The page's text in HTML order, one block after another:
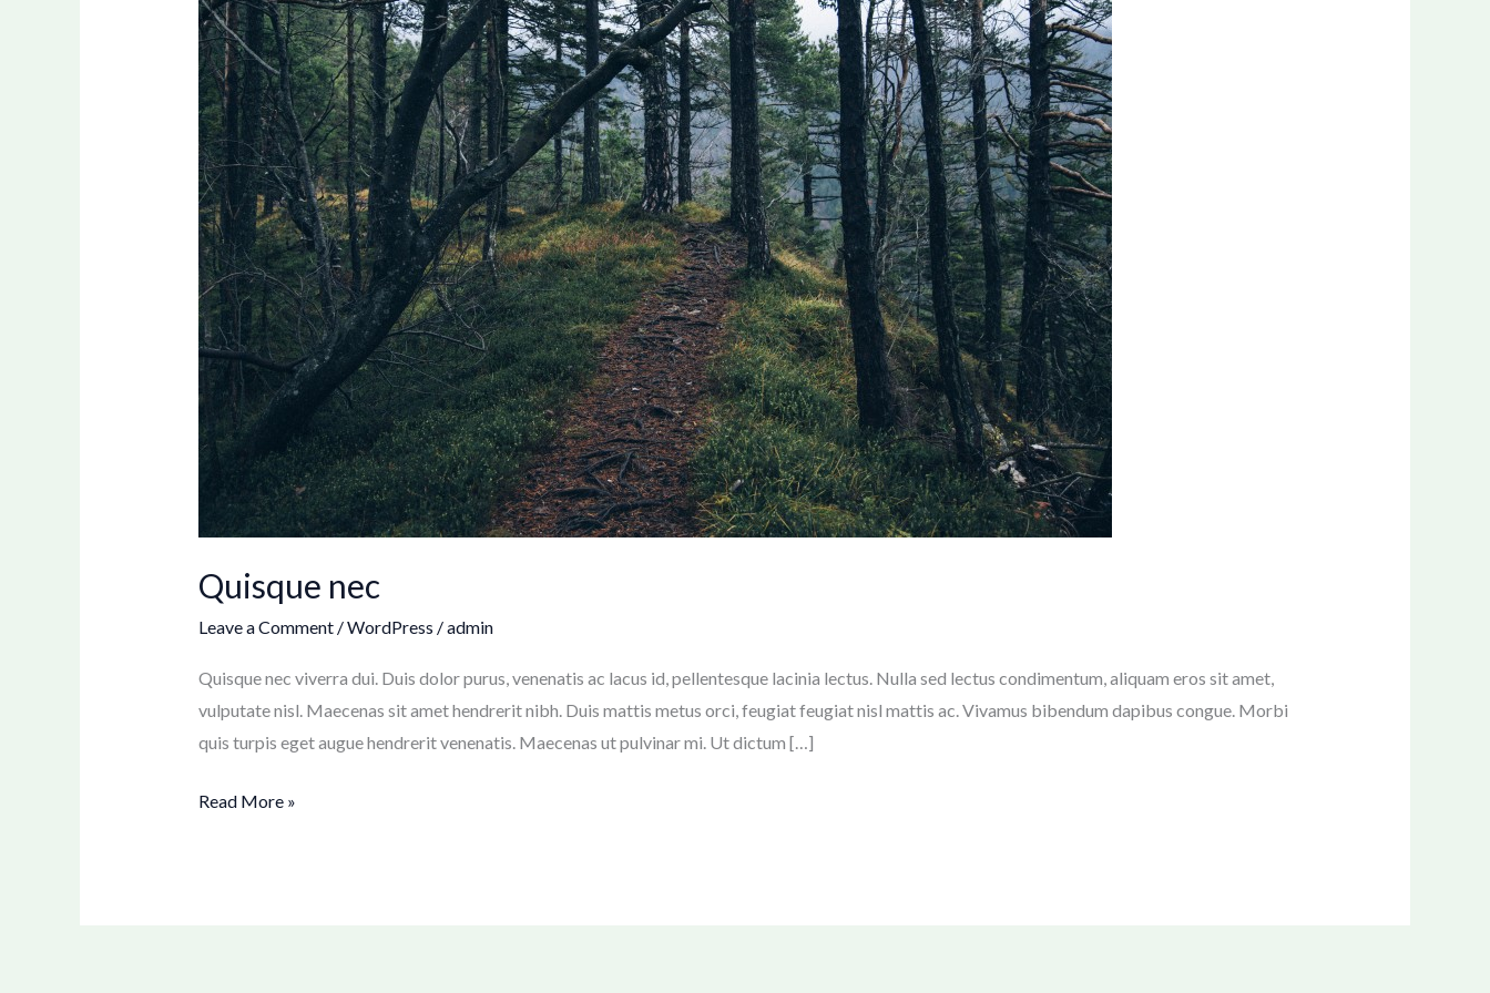
Quisque nec
Leave a Comment /WordPress /admin
Quisque nec viverra dui. Duis dolor purus, venenatis ac lacus id, pellentesque lacinia lectus. Nulla sed lectus condimentum, aliquam eros sit amet,
vulputate nisl. Maecenas sit amet hendrerit nibh. Duis mattis metus orci, feugiat feugiat nisl mattis ac. Vivamus bibendum dapibus congue. Morbi
quis turpis eget augue hendrerit venenatis. Maecenas ut pulvinar mi. Ut dictum […]
Read More »